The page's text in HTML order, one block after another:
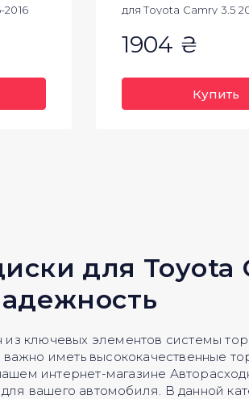
2016 для Toyota Camry 3.5
1904 ₴
Купить
для Toyota
из ключевых элементов системы
важно иметь высококачественные
интернет-магазине
вашего автомобиля. В данной